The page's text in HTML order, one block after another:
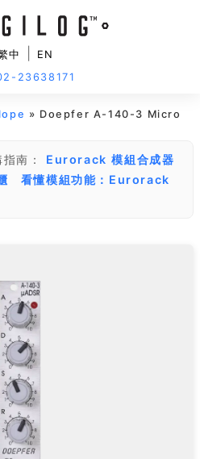
中
EN
23638171
» Doepfer A-140-3 Micro
南：
Eurorack 模組合成器
看懂模組功能：Eurorack